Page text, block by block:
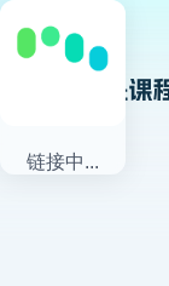
链接中...